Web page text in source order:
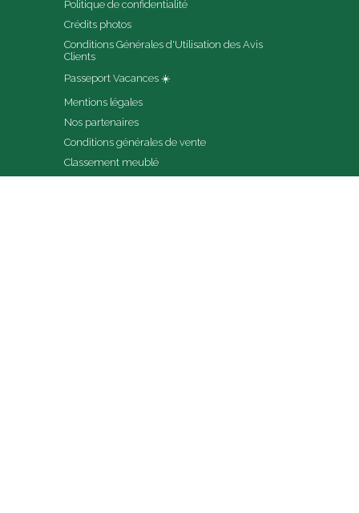
Politique de confidentialité
Crédits photos
Conditions Générales d'Utilisation des Avis
Clients
Passeport Vacances ☀️
Mentions légales
Nos partenaires
Conditions générales de vente
Classement meublé